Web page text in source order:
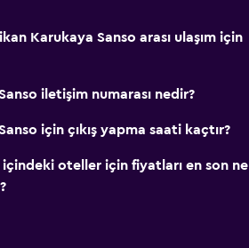
Karukaya Sanso arası ulaşım için
iletişim numarası nedir?
için çıkış yapma saati kaçtır?
oteller için fiyatları en son ne